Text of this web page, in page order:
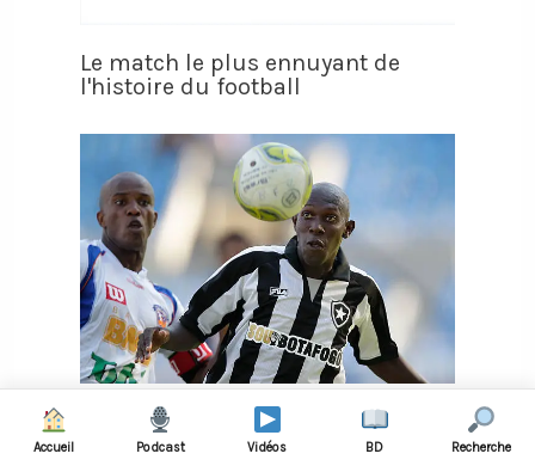
Le match le plus ennuyant de
l'histoire du football
Il fait croire qu’on l’a enlevé pour
sécher l’entraînement
Accueil Podcast Vidéos BD Recherche